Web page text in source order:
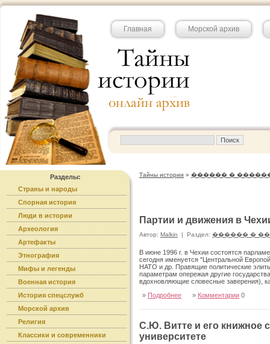
Главная Морской архив
Разделы:
Страны и народы
Спорная история
Люди в истории
Археология
Артефакты
Этнография
Мифы и легенды
Военная история
История спецслужб
Морской архив
Религия
Классики и современники
Тайны истории » ������ �
Партии и движения в
Автор: Malkin | Раздел: ������ �
В июне 1996 г. в Чехии состоятся
сегодня именуется "Центральной
НАТО и др. Правящие политические
параметрам опережая другие
вдохновляющие словесные заве­рения),
свидетельствуют, что проблем здесь
» Подробнее » Комментарии 0
С.Ю. Витте и его книжное
университете